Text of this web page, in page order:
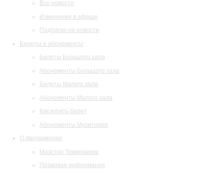
Все новости
Изменения в афише
Подписка на новости
Билеты и абонементы
Билеты Большого зала
Абонементы Большого зала
Билеты Малого зала
Абонементы Малого зала
Как купить билет
Абонементы Музитория
О филармонии
Маэстро Темирканов
Правовая информация